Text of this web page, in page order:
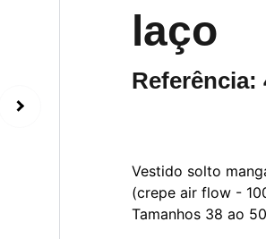
laço
Referência:
Vestido solto
(crepe air flow -
Tamanhos 38 ao 50